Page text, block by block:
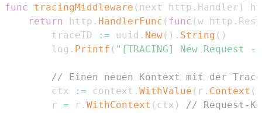
func
tracingMiddleware ( next http . Handler )
return
http . HandlerFunc ( func (w http .
		traceID
:= uuid . New( ) . String ( )
		log
. Printf ( "[TRACING] New Request
// Einen neuen Kontext mit der
		ctx
:= context . WithValue ( r . Context (
		r
= r . WithContext ( ctx ) // Request-